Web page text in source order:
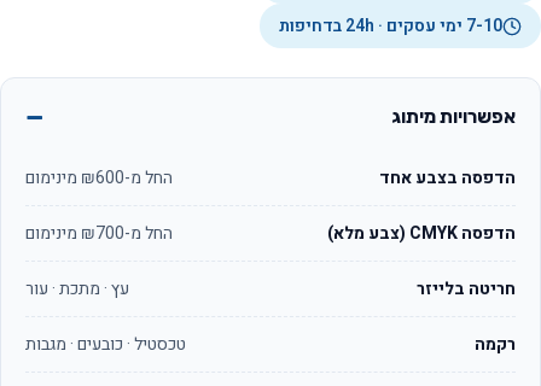
7-10 ימי עסקים · 24h בדחיפות
אפשרויות מיתוג
הדפסה בצבע אחד החל מ-₪600 מינימום
הדפסה CMYK (צבע מלא) החל מ-₪700 מינימום
חריטה בלייזר עץ · מתכת · עור
רקמה טכסטיל · כובעים · מגבות